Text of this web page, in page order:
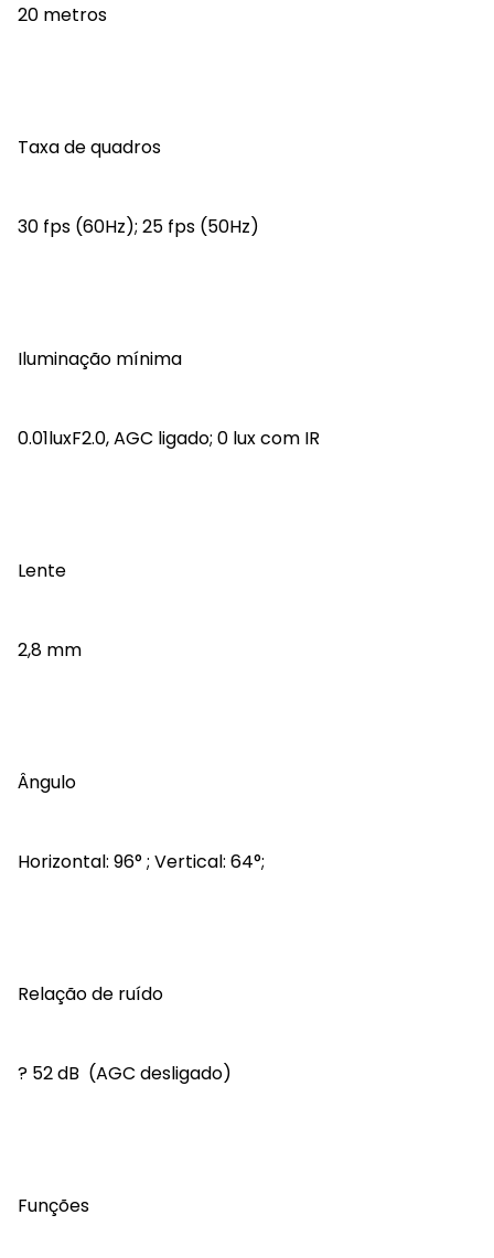
20 metros
Taxa de quadros
30 fps (60Hz); 25 fps (50Hz)
Iluminação mínima
0.01luxF2.0, AGC ligado; 0 lux com IR
Lente
2,8 mm
Ângulo
Horizontal: 96° ; Vertical: 64°;
Relação de ruído
? 52 dB (AGC desligado)
Funções